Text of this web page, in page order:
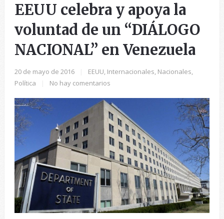
EEUU celebra y apoya la
voluntad de un “DIÁLOGO
NACIONAL” en Venezuela
20 de mayo de 2016 EEUU, Internacionales, Nacionales,
Política
No hay comentarios